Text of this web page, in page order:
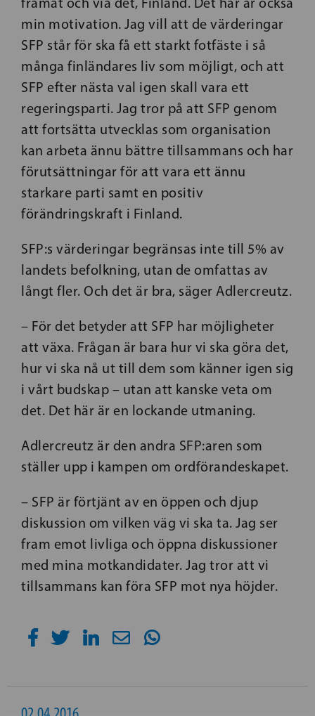
min motivation. Jag vill att de värderingar
SFP står för ska få ett starkt fotfäste i så
många finländares liv som möjligt, och att
SFP efter nästa val igen skall vara ett
regeringsparti. Jag tror på att SFP genom
att fortsätta utvecklas som organisation
kan arbeta ännu bättre tillsammans och har
förutsättningar för att vara ett ännu
starkare parti samt en positiv
förändringskraft i Finland.
SFP:s värderingar begränsas inte till 5% av
landets befolkning, utan de omfattas av
långt fler. Och det är bra, säger Adlercreutz.
– För det betyder att SFP har möjligheter
att växa. Frågan är bara hur vi ska göra det,
hur vi ska nå ut till dem som känner igen sig
i vårt budskap – utan att kanske veta om
det. Det här är en lockande utmaning.
Adlercreutz är den andra SFP:aren som
ställer upp i kampen om ordförandeskapet.
– SFP är förtjänt av en öppen och djup
diskussion om vilken väg vi ska ta. Jag ser
fram emot livliga och öppna diskussioner
med mina motkandidater. Jag tror att vi
tillsammans kan föra SFP mot nya höjder.